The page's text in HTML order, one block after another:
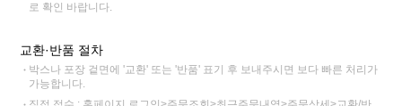
로 확인 바랍니다.
교환·반품 절차
박스나 포장 겉면에 '교환' 또는 '반품' 표기 후 보내주시면 보다 빠른 처리가
가능합니다.